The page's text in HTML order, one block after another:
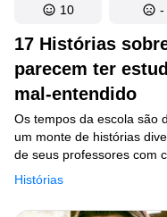
17 Histórias
parecem ter
mal-entendido
Histórias
Os tempos da escola são
um monte de histórias
de seus professores com
seus colegas de turma.
como se fosse um
os professores que
10 -